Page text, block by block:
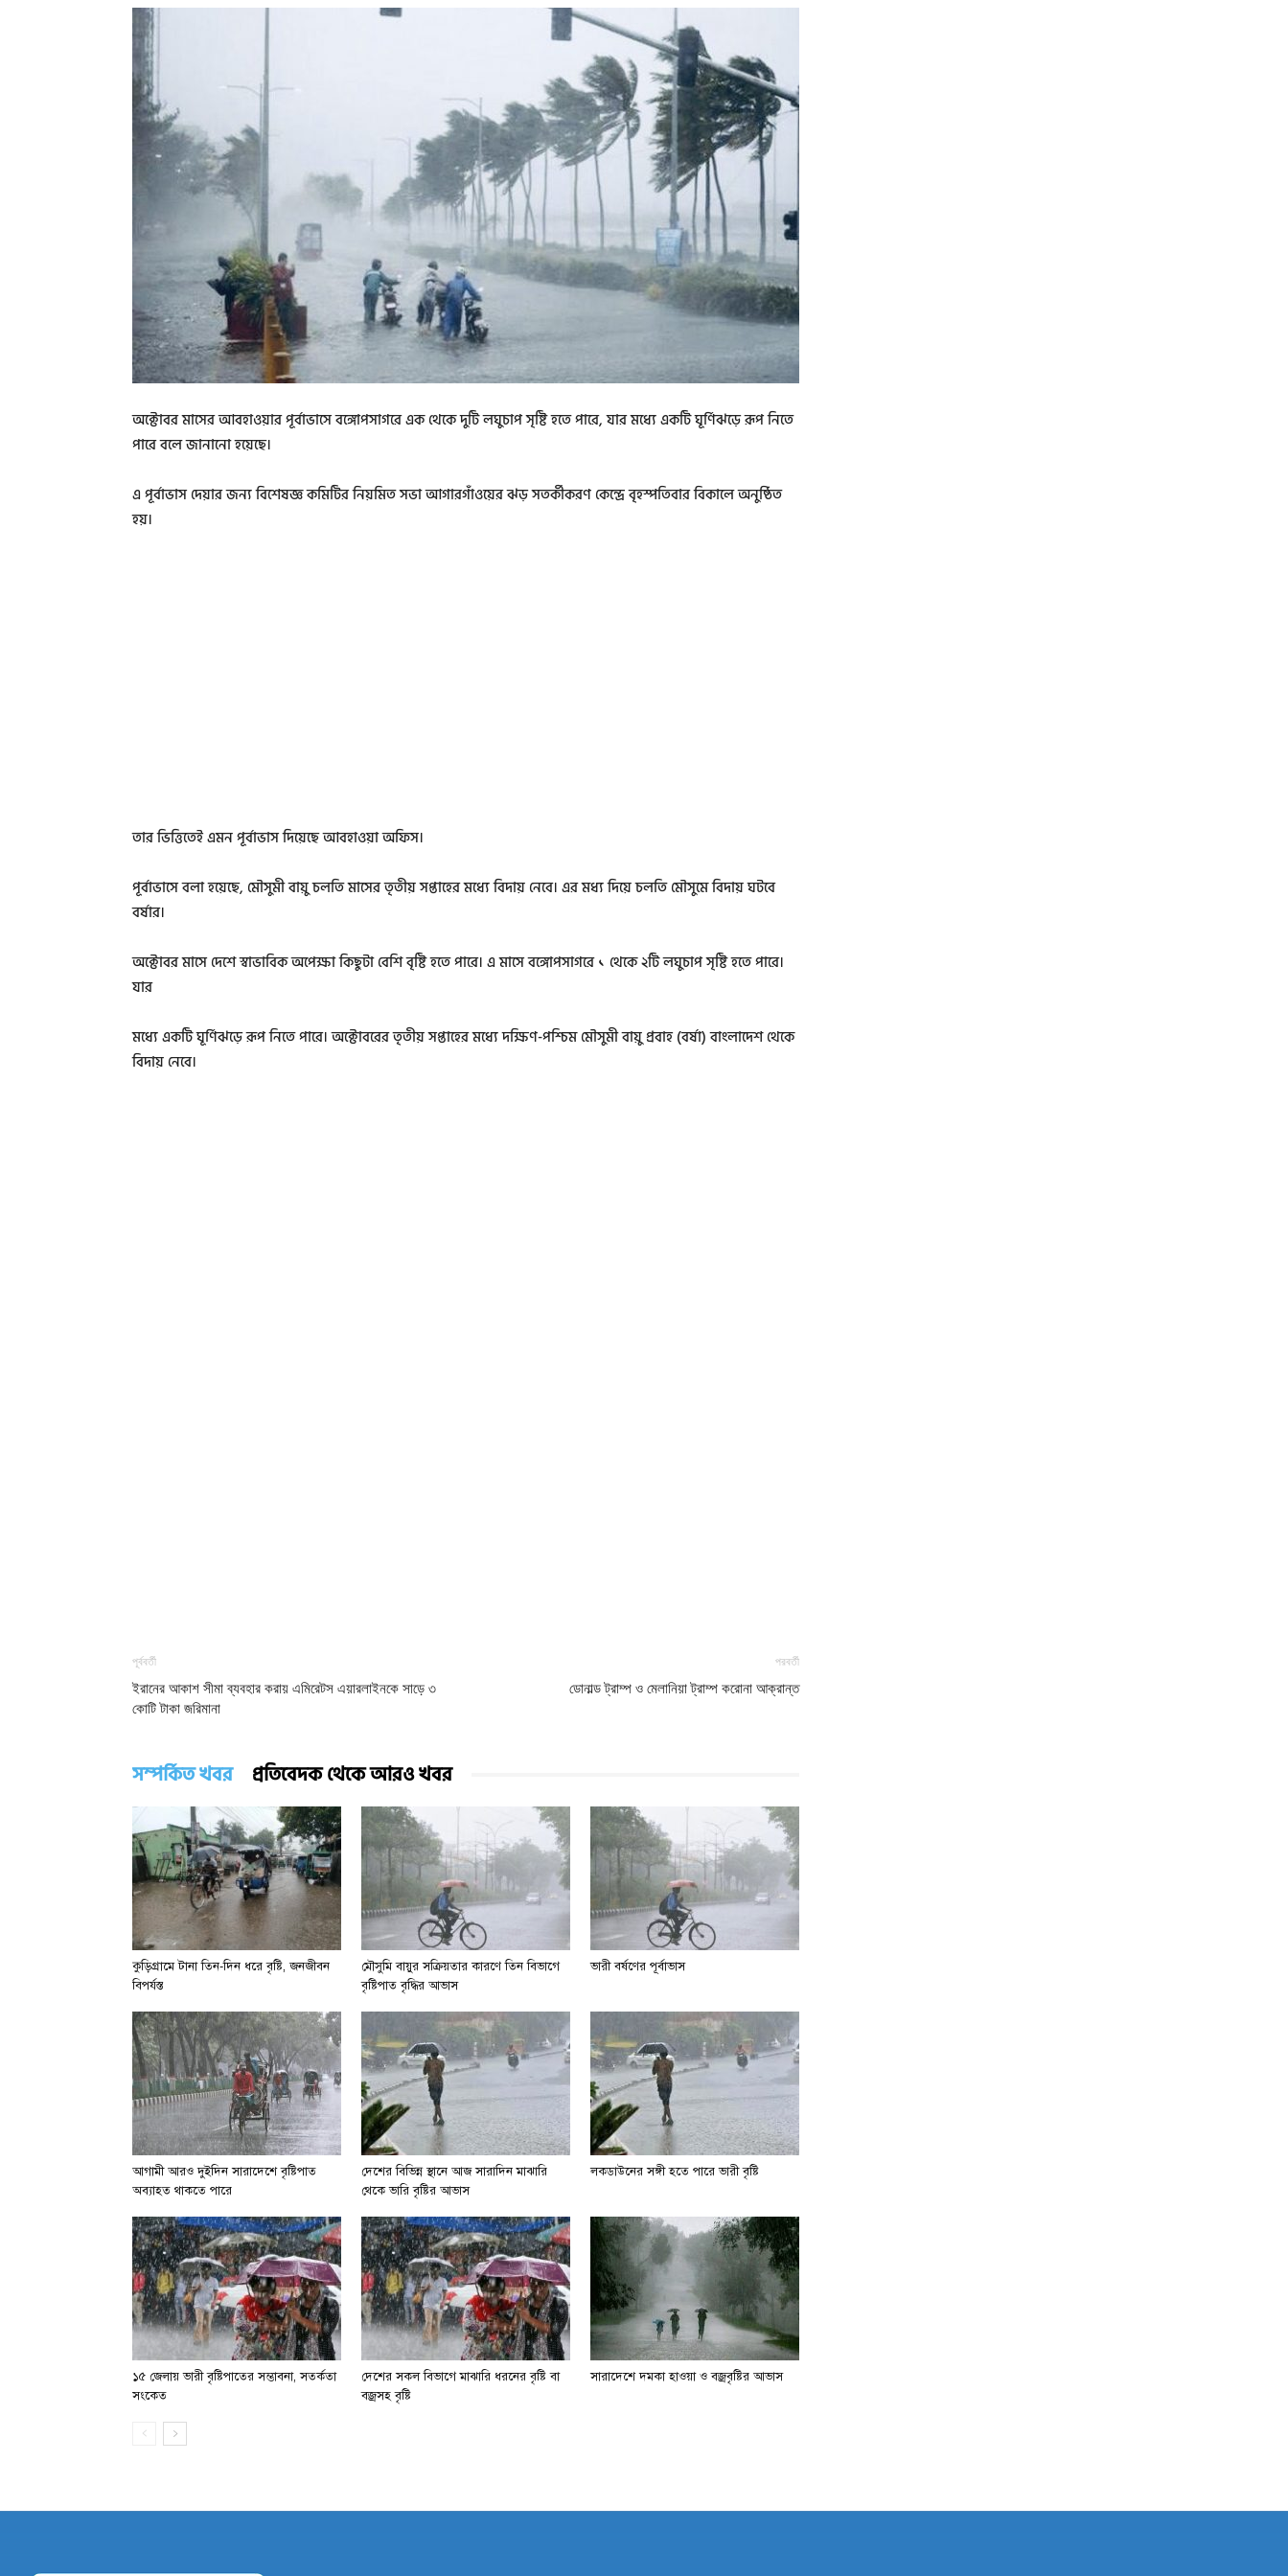
অক্টোবর মাসের আবহাওয়ার পূর্বাভাসে বঙ্গোপসাগরে এক থেকে দুটি লঘুচাপ সৃষ্টি হতে পারে, যার মধ্যে একটি ঘূর্ণিঝড়ে রূপ নিতে
পারে বলে জানানো হয়েছে।
এ পূর্বাভাস দেয়ার জন্য বিশেষজ্ঞ কমিটির নিয়মিত সভা আগারগাঁওয়ের ঝড় সতর্কীকরণ কেন্দ্রে বৃহস্পতিবার বিকালে অনুষ্ঠিত
হয়।
তার ভিত্তিতেই এমন পূর্বাভাস দিয়েছে আবহাওয়া অফিস।
পূর্বাভাসে বলা হয়েছে, মৌসুমী বায়ু চলতি মাসের তৃতীয় সপ্তাহের মধ্যে বিদায় নেবে। এর মধ্য দিয়ে চলতি মৌসুমে বিদায় ঘটবে
বর্ষার।
অক্টোবর মাসে দেশে স্বাভাবিক অপেক্ষা কিছুটা বেশি বৃষ্টি হতে পারে। এ মাসে বঙ্গোপসাগরে ১ থেকে ২টি লঘুচাপ সৃষ্টি হতে পারে।
যার
মধ্যে একটি ঘূর্ণিঝড়ে রূপ নিতে পারে। অক্টোবরের তৃতীয় সপ্তাহের মধ্যে দক্ষিণ-পশ্চিম মৌসুমী বায়ু প্রবাহ (বর্ষা) বাংলাদেশ থেকে
বিদায় নেবে।
পূর্ববর্তী
ইরানের আকাশ সীমা ব্যবহার করায় এমিরেটস এয়ারলাইনকে সাড়ে ৩
কোটি টাকা জরিমানা
পরবর্তী
ডোনাল্ড ট্রাম্প ও মেলানিয়া ট্রাম্প করোনা আক্রান্ত
সম্পর্কিত খবর প্রতিবেদক থেকে আরও খবর
কুড়িগ্রামে টানা তিন-দিন ধরে বৃষ্টি, জনজীবন
বিপর্যস্ত
মৌসুমি বায়ুর সক্রিয়তার কারণে তিন বিভাগে
বৃষ্টিপাত বৃদ্ধির আভাস
ভারী বর্ষণের পূর্বাভাস
আগামী আরও দুইদিন সারাদেশে বৃষ্টিপাত
অব্যাহত থাকতে পারে
দেশের বিভিন্ন স্থানে আজ সারাদিন মাঝারি
থেকে ভারি বৃষ্টির আভাস
লকডাউনের সঙ্গী হতে পারে ভারী বৃষ্টি
১৫ জেলায় ভারী বৃষ্টিপাতের সম্ভাবনা, সতর্কতা
সংকেত
দেশের সকল বিভাগে মাঝারি ধরনের বৃষ্টি বা
বজ্রসহ বৃষ্টি
সারাদেশে দমকা হাওয়া ও বজ্রবৃষ্টির আভাস